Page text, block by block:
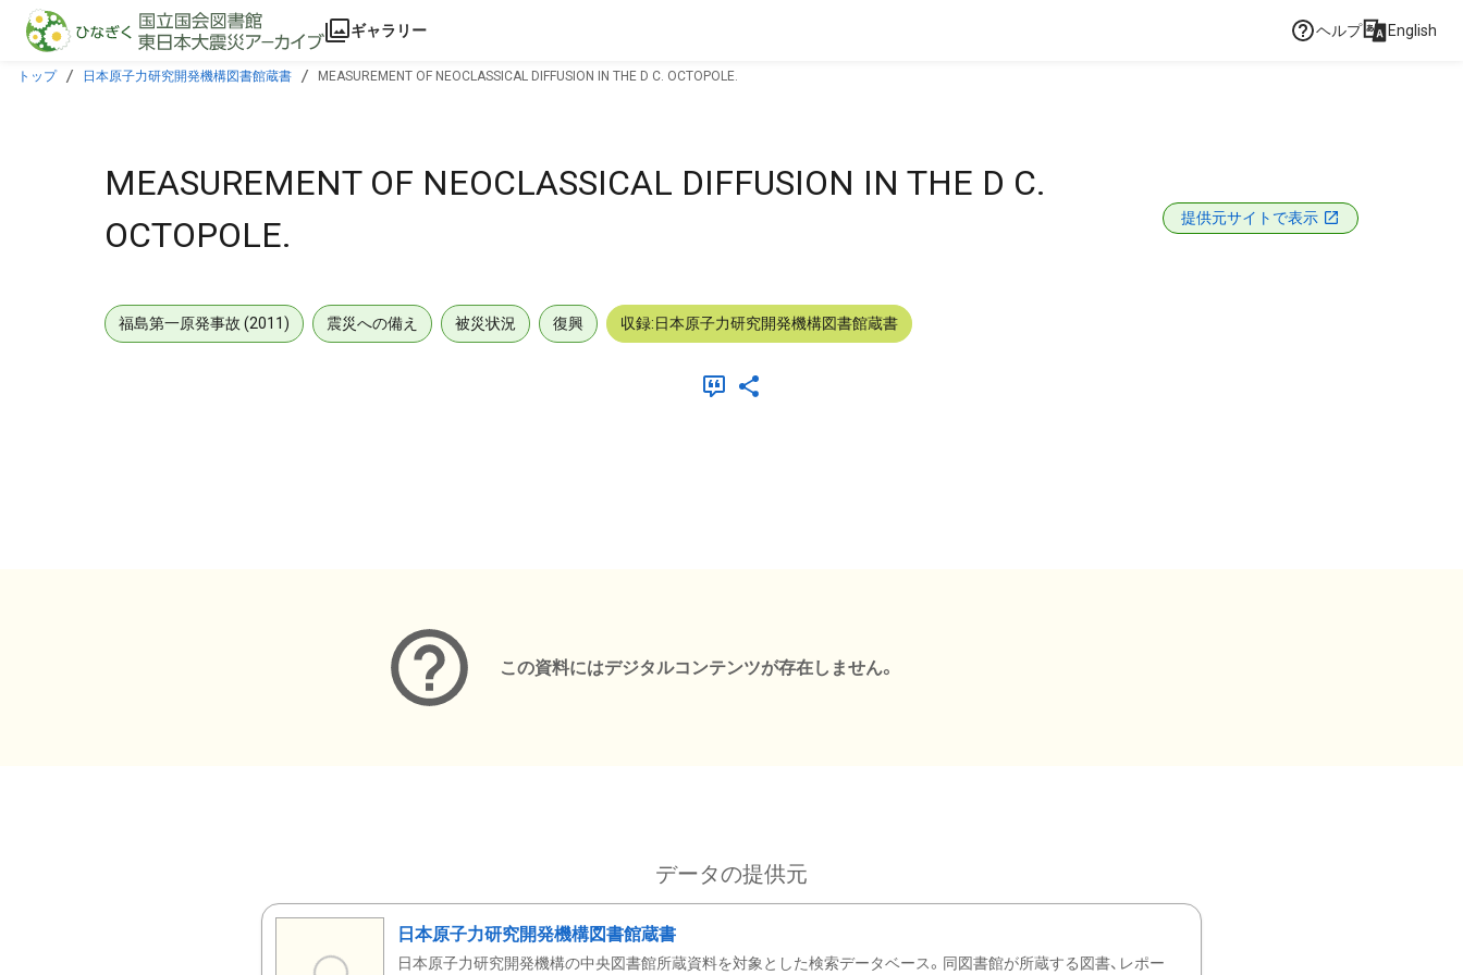
本文に飛ぶ
ギャラリー ヘルプ English
トップ 日本原子力研究開発機構図書館蔵書 MEASUREMENT OF NEOCLASSICAL DIFFUSION IN THE D C. OCTOPOLE.
MEASUREMENT OF NEOCLASSICAL DIFFUSION IN THE D C.
OCTOPOLE.
提供元サイトで表示
福島第一原発事故 (2011) 震災への備え 被災状況 復興 収録:日本原子力研究開発機構図書館蔵書
この資料にはデジタルコンテンツが存在しません。
データの提供元
日本原子力研究開発機構図書館蔵書
日本原子力研究開発機構の中央図書館所蔵資料を対象とした検索データベース。同図書館が所蔵する図書、レポー